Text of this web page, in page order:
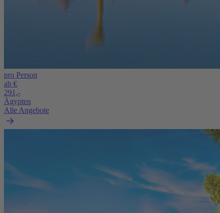
pro Person
ab €
291,-
Ägypten
Alle Angebote